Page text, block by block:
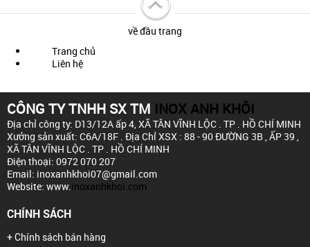
về đầu trang
Trang chủ
Liên hệ
CÔNG TY TNHH SX TM INOX ANH KHÔI
Địa chỉ công ty: D13/12A ấp 4,XÃ TÂN VĨNH LỘC . TP . HỒ CHÍ MINH
Xưởng sản xuất: C6A/18F . Địa Chỉ XSX : 88 - 90 ĐƯỜNG 3B , ẤP 39 ,
XÃ TÂN VĨNH LỘC . TP . HỒ CHÍ MINH
Điện thoại: 0972 070 207
Email: inoxanhkhoi07@gmail.com
Website: www.inoxanhkhoi.com
CHÍNH SÁCH
+ Chính sách bán hàng